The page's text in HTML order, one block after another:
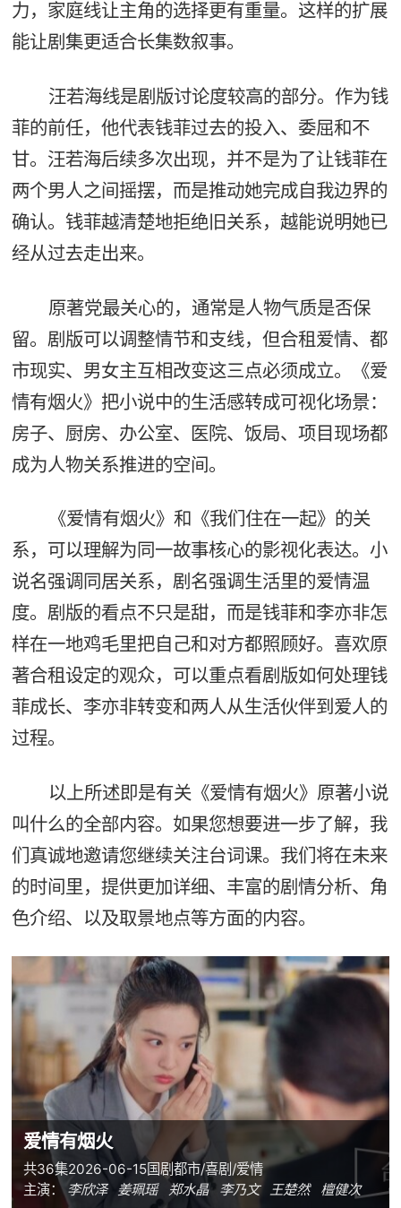
力，家庭线让主角的选择更有重量。这样的扩展
能让剧集更适合长集数叙事。
汪若海线是剧版讨论度较高的部分。作为钱
菲的前任，他代表钱菲过去的投入、委屈和不
甘。汪若海后续多次出现，并不是为了让钱菲在
两个男人之间摇摆，而是推动她完成自我边界的
确认。钱菲越清楚地拒绝旧关系，越能说明她已
经从过去走出来。
原著党最关心的，通常是人物气质是否保
留。剧版可以调整情节和支线，但合租爱情、都
市现实、男女主互相改变这三点必须成立。《爱
情有烟火》把小说中的生活感转成可视化场景：
房子、厨房、办公室、医院、饭局、项目现场都
成为人物关系推进的空间。
《爱情有烟火》和《我们住在一起》的关
系，可以理解为同一故事核心的影视化表达。小
说名强调同居关系，剧名强调生活里的爱情温
度。剧版的看点不只是甜，而是钱菲和李亦非怎
样在一地鸡毛里把自己和对方都照顾好。喜欢原
著合租设定的观众，可以重点看剧版如何处理钱
菲成长、李亦非转变和两人从生活伙伴到爱人的
过程。
以上所述即是有关《爱情有烟火》原著小说
叫什么的全部内容。如果您想要进一步了解，我
们真诚地邀请您继续关注台词课。我们将在未来
的时间里，提供更加详细、丰富的剧情分析、角
色介绍、以及取景地点等方面的内容。
爱情有烟火
共36集2026-06-15国剧都市/喜剧/爱情
主演： 李欣泽 姜珮瑶 郑水晶 李乃文 王楚然 檀健次